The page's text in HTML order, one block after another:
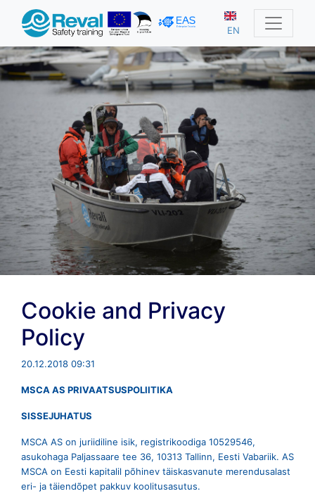
EN
Cookie and Privacy
Policy
20.12.2018 09:31
MSCA AS PRIVAATSUSPOLIITIKA
SISSEJUHATUS
MSCA AS on juriidiline isik, registrikoodiga 10529546,
asukohaga Paljassaare tee 36, 10313 Tallinn, Eesti Vabariik. AS
MSCA on Eesti kapitalil põhinev täiskasvanute merendusalast
eri- ja täiendõpet pakkuv koolitusasutus.